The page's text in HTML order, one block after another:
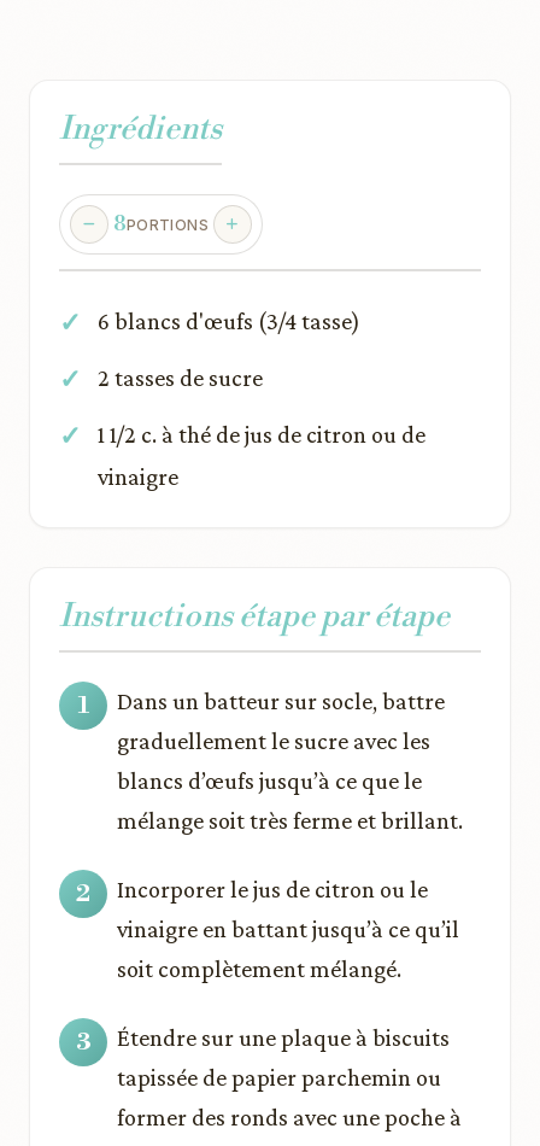
Ingrédients
8PORTIONS
6 blancs d'œufs (3/4 tasse)
2 tasses de sucre
1 1/2 c. à thé de jus de citron ou de
vinaigre
Instructions étape par étape
Dans un batteur sur socle, battre
graduellement le sucre avec les
blancs d’œufs jusqu’à ce que le
mélange soit très ferme et brillant.
Incorporer le jus de citron ou le
vinaigre en battant jusqu’à ce qu’il
soit complètement mélangé.
Étendre sur une plaque à biscuits
tapissée de papier parchemin ou
former des ronds avec une poche à